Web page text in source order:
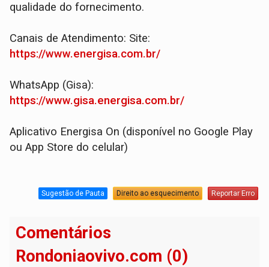
qualidade do fornecimento.
Canais de Atendimento: Site:
https://www.energisa.com.br/
WhatsApp (Gisa):
https://www.gisa.energisa.com.br/
Aplicativo Energisa On (disponível no Google Play
ou App Store do celular)
Sugestão de Pauta Direito ao esquecimento Reportar Erro
Comentários
Rondoniaovivo.com (0)